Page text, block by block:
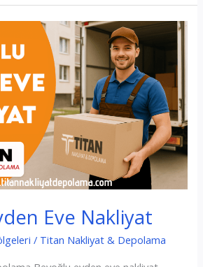
Eve Nakliyat
/ Titan Nakliyat & Depolama